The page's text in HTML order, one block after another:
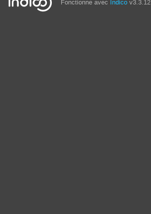
Fonctionne avec Indico v3.3.12